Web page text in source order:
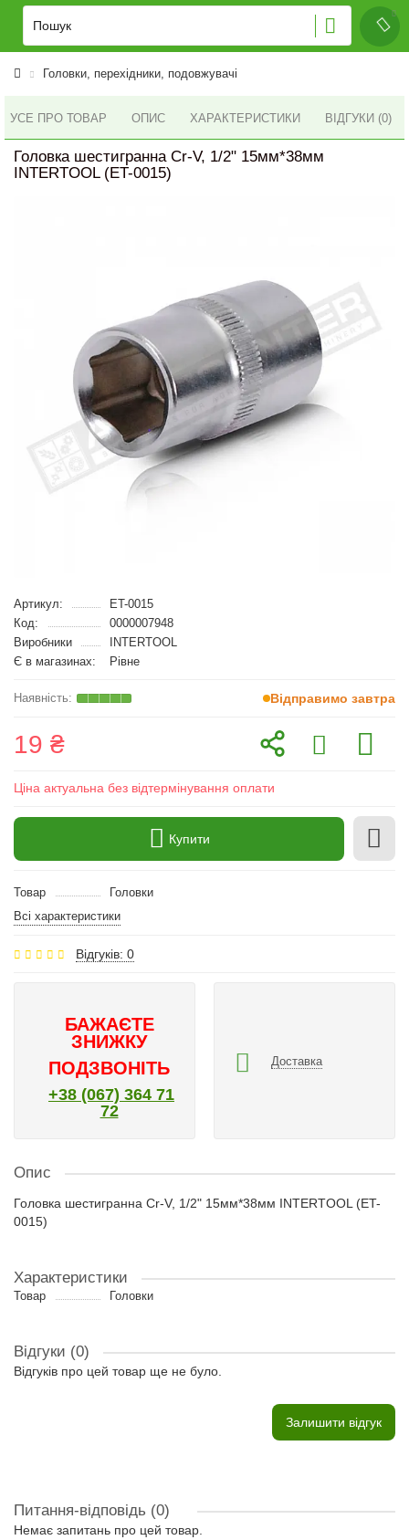
Головки, перехідники, подовжувачі
УСЕ ПРО ТОВАР ОПИС ХАРАКТЕРИСТИКИ ВІДГУКИ (0)
Головка шестигранна Cr-V, 1/2" 15мм*38мм
INTERTOOL (ET-0015)
Артикул:
ET-0015
Код:
0000007948
Виробники
INTERTOOL
Є в магазинах:
Рівне
Відправимо завтра
19 ₴
Ціна актуальна без відтермінування оплати
Купити
Товар
Головки
Всі характеристики
Відгуків: 0
БАЖАЄТЕ
ЗНИЖКУ
ПОДЗВОНІТЬ
+38 (067) 364 71
72
Доставка
Опис
Головка шестигранна Cr-V, 1/2" 15мм*38мм INTERTOOL (ET-
0015)
Характеристики
Товар Головки
Відгуки (0)
Відгуків про цей товар ще не було.
Залишити відгук
Питання-відповідь (0)
Немає запитань про цей товар.